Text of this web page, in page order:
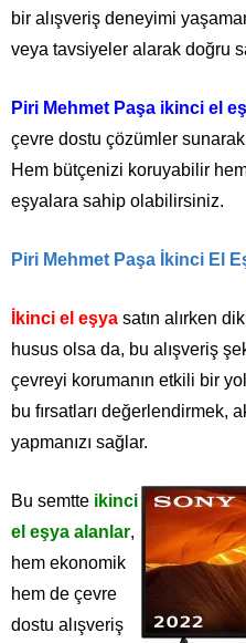
bir alışveriş deneyimi
veya tavsiyeler alarak doğru
Piri Mehmet Paşa ikinci el
çevre dostu çözümler
Hem bütçenizi koruyabilir
eşyalara sahip olabilirsiniz.
Piri Mehmet Paşa İkinci El
İkinci el eşya satın alırken
husus olsa da, bu alışveriş
çevreyi korumanın etkili bir
bu fırsatları değerlendirmek,
yapmanızı sağlar.
Bu semtte ikinci
el eşya alanlar,
hem ekonomik
hem de çevre
dostu alışveriş